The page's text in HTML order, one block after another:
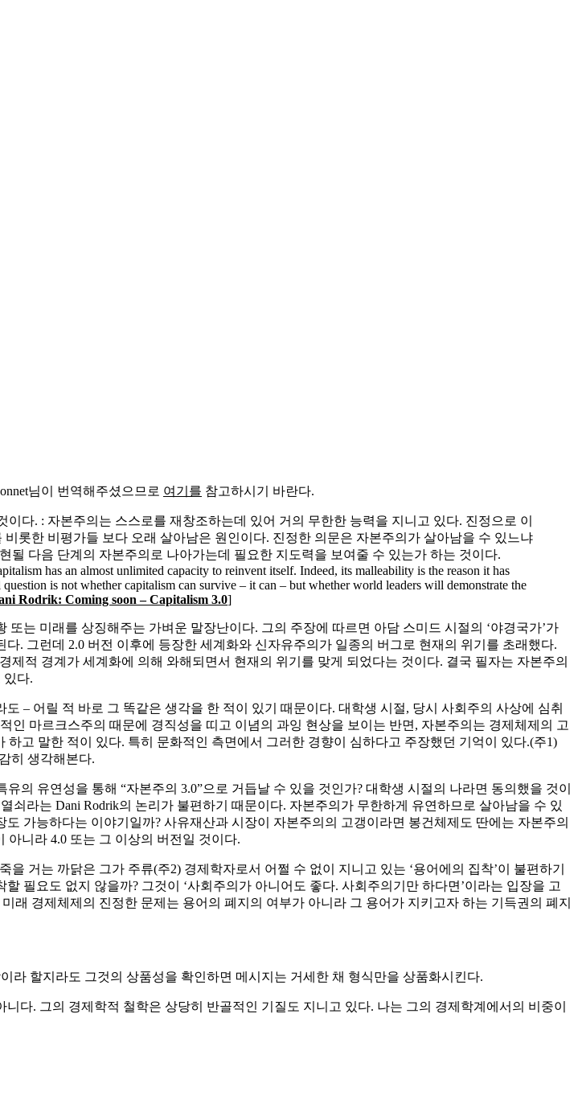
님이 번역해주셨으므로 여기를 참고하시기 바란다.
다. : 자본주의는 스스로를 재창조하는데 있어 거의 무한한 능력을 지니고 있다. 진정으로 이
롯한 비평가들 보다 오래 살아남은 원인이다. 진정한 의문은 자본주의가 살아남을 수 있느냐
다음 단계의 자본주의로 나아가는데 필요한 지도력을 보여줄 수 있는가 하는 것이다.
has an almost unlimited capacity to reinvent itself. Indeed, its malleability is the reason it has
is not whether capitalism can survive – it can – but whether world leaders will demonstrate the
Rodrik: Coming soon – Capitalism 3.0]
는 미래를 상징해주는 가벼운 말장난이다. 그의 주장에 따르면 아담 스미드 시절의 ‘야경국가’가
. 그런데 2.0 버전 이후에 등장한 세계화와 신자유주의가 일종의 버그로 현재의 위기를 초래했다.
적 경계가 세계화에 의해 와해되면서 현재의 위기를 맞게 되었다는 것이다. 결국 필자는 자본주의
있다.
– 어릴 적 바로 그 똑같은 생각을 한 적이 있기 때문이다. 대학생 시절, 당시 사회주의 사상에 심취
마르크스주의 때문에 경직성을 띠고 이념의 과잉 현상을 보이는 반면, 자본주의는 경제체제의 고
고 말한 적이 있다. 특히 문화적인 측면에서 그러한 경향이 심하다고 주장했던 기억이 있다.(주1)
히 생각해본다.
의 유연성을 통해 “자본주의 3.0”으로 거듭날 수 있을 것인가? 대학생 시절의 나라면 동의했을 것이
라는 Dani Rodrik의 논리가 불편하기 때문이다. 자본주의가 무한하게 유연하므로 살아남을 수 있
가능하다는 이야기일까? 사유재산과 시장이 자본주의의 고갱이라면 봉건체제도 딴에는 자본주의
니라 4.0 또는 그 이상의 버전일 것이다.
거는 까닭은 그가 주류(주2) 경제학자로서 어쩔 수 없이 지니고 있는 ‘용어에의 집착’이 불편하기
필요도 없지 않을까? 그것이 ‘사회주의가 아니어도 좋다. 사회주의기만 하다면’이라는 입장을 고
경제체제의 진정한 문제는 용어의 폐지의 여부가 아니라 그 용어가 지키고자 하는 기득권의 폐지
라 할지라도 그것의 상품성을 확인하면 메시지는 거세한 채 형식만을 상품화시킨다.
다. 그의 경제학적 철학은 상당히 반골적인 기질도 지니고 있다. 나는 그의 경제학계에서의 비중이